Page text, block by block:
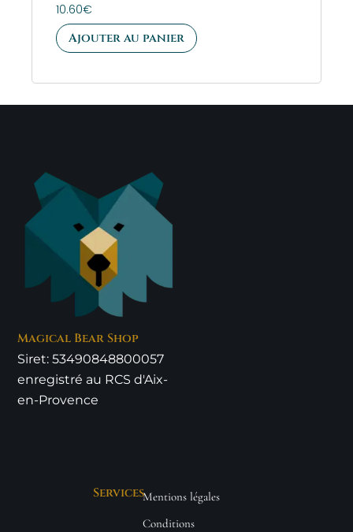
Note
5.00
sur 5
10.60€
Ajouter au panier
Magical Bear Shop
Siret: 53490848800057
enregistré au RCS d'Aix-
en-Provence
ServicesMentions légales
Conditions